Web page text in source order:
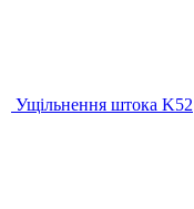
Ущільнення штока K52